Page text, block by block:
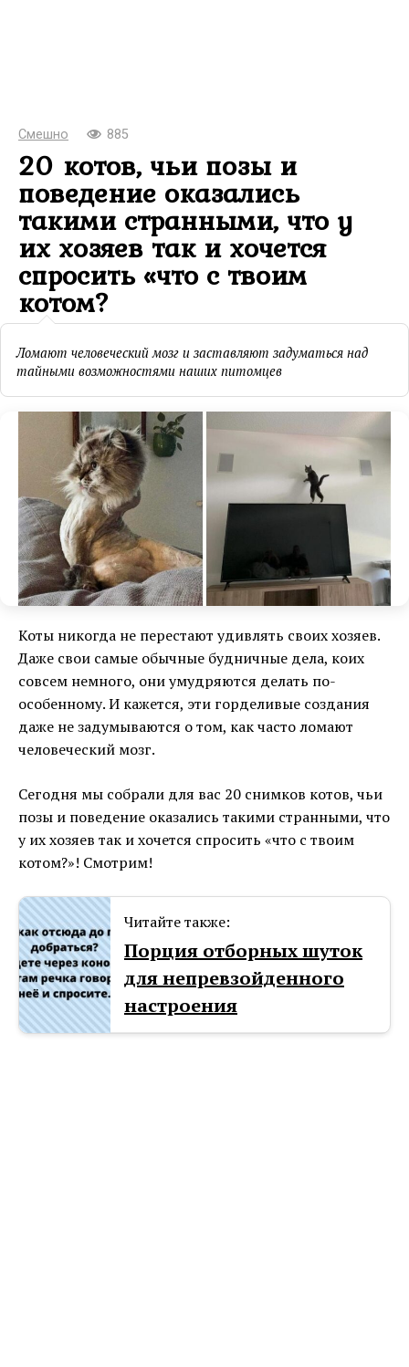
Смешно 885
20 котов, чьи позы и
поведение оказались
такими странными, что у
их хозяев так и хочется
спросить «что с твоим
котом?
Ломают человеческий мозг и заставляют задуматься над
тайными возможностями наших питомцев
Коты никогда не перестают удивлять своих хозяев.
Даже свои самые обычные будничные дела, коих
совсем немного, они умудряются делать по-
особенному. И кажется, эти горделивые создания
даже не задумываются о том, как часто ломают
человеческий мозг.
Сегодня мы собрали для вас 20 снимков котов, чьи
позы и поведение оказались такими странными, что
у их хозяев так и хочется спросить «что с твоим
котом?»! Смотрим!
Читайте также:
Порция отборных шуток
для непревзойденного
настроения